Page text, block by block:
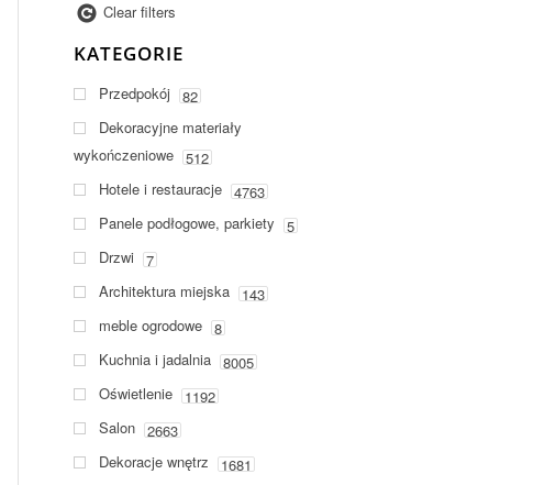
Clear filters
KATEGORIE
Przedpokój
82
Dekoracyjne materiały
wykończeniowe 512
Hotele i restauracje 4763
Panele podłogowe, parkiety
5
Drzwi
7
Architektura miejska 143
meble ogrodowe 8
Kuchnia i jadalnia 8005
Oświetlenie 1192
Salon 2663
Dekoracje wnętrz
1681